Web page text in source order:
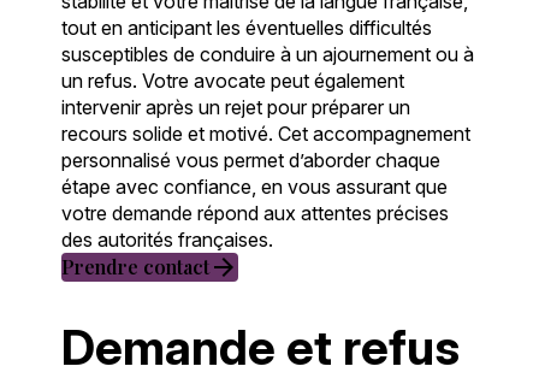
tout en anticipant les éventuelles difficultés
susceptibles de conduire à un ajournement ou à
un refus. Votre avocate peut également
intervenir après un rejet pour préparer un
recours solide et motivé. Cet accompagnement
personnalisé vous permet d’aborder chaque
étape avec confiance, en vous assurant que
votre demande répond aux attentes précises
des autorités françaises.
Prendre contactarrow_forward
Demande et refus